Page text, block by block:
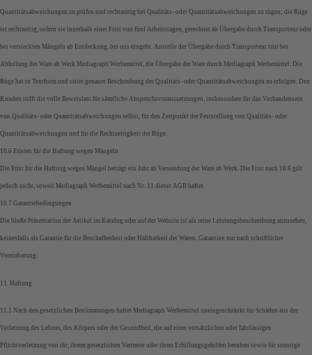
Quantitätsabweichungen zu prüfen und rechtzeitig bei Qualitäts- oder Quantitätsabweichungen zu rügen; die Rüge
ist rechtzeitig, sofern sie innerhalb einer Frist von fünf Arbeitstagen, gerechnet ab Übergabe durch Transporteur oder
bei versteckten Mängeln ab Entdeckung, bei uns eingeht. Anstelle der Übergabe durch Transporteur tritt bei
Abholung der Ware ab Werk Mediagraph Werbemittel, die Übergabe der Ware durch Mediagraph Werbemittel. Die
Rüge hat in Textform und unter genauer Beschreibung der Qualitäts- oder Quantitätsabweichungen zu erfolgen. Den
Kunden trifft die volle Beweislast für sämtliche Anspruchsvoraussetzungen, insbesondere für das Vorhandensein
von Qualitäts- oder Quantitätsabweichungen selbst, für den Zeitpunkt der Feststellung von Qualitäts- oder
Quantitätsabweichungen und für die Rechtzeitigkeit der Rüge.
10.6 Fristen für die Haftung wegen Mängeln
Die Frist für die Haftung wegen Mängel beträgt ein Jahr ab Versendung der Ware ab Werk. Die Frist nach 10.6 gilt
jedoch nicht, soweit Mediagraph Werbemittel nach Nr. 11 dieser AGB haftet.
10.7 Garantiebedingungen
Die bloße Präsentation der Artikel im Katalog oder auf der Website ist als reine Leistungsbeschreibung anzusehen,
keinesfalls als Garantie für die Beschaffenheit oder Haltbarkeit der Waren. Garantien nur nach schriftlicher
Vereinbarung.
11. Haftung
11.1 Nach den gesetzlichen Bestimmungen haftet Mediagraph Werbemittel uneingeschränkt für Schäden aus der
Verletzung des Lebens, des Körpers oder der Gesundheit, die auf einer vorsätzlichen oder fahrlässigen
Pflichtverletzung von ihr, ihrem gesetzlichen Vertreter oder ihren Erfüllungsgehilfen beruhen sowie für sonstige